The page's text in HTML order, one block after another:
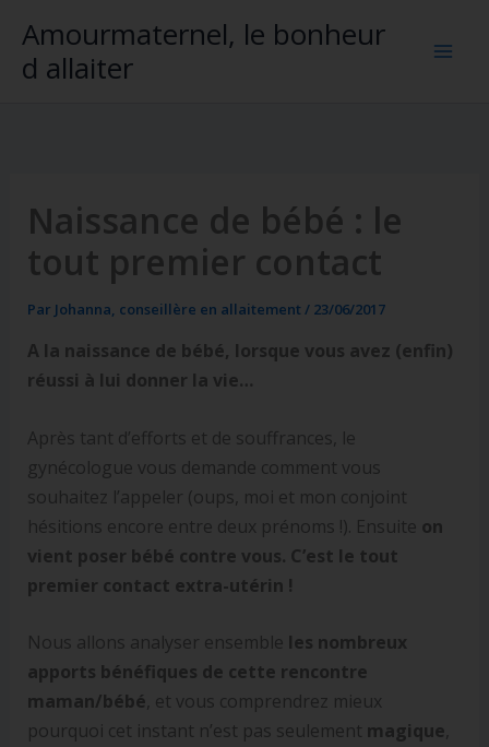
contenu
Amourmaternel, le bonheur
d allaiter
Naissance de bébé : le
tout premier contact
Par Johanna, conseillère en allaitement/ 23/06/2017
A la naissance de bébé, lorsque vous avez (enfin)
réussi à lui donner la vie…
Après tant d’efforts et de souffrances, le
gynécologue vous demande comment vous
souhaitez l’appeler (oups, moi et mon conjoint
hésitions encore entre deux prénoms !). Ensuite on
vient poser bébé contre vous. C’est le tout
premier contact extra-utérin !
Nous allons analyser ensemble les nombreux
apports bénéfiques de cette rencontre
maman/bébé , et vous comprendrez mieux
pourquoi cet instant n’est pas seulement magique